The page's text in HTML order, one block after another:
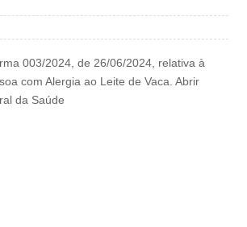
003/2024, de 26/06/2024, relativa à
com Alergia ao Leite de Vaca. Abrir
da Saúde